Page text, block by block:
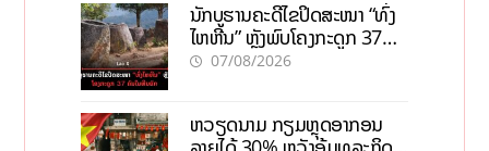
ນັກບູຮານຄະດີໄຂປິດສະໜາ “ທົ່ງ
ໄຫຫີນ” ຫຼັງພົບໂຄງກະດູກ 37
ຄົນໃນຫີນຍັກ
07/08/2026
ຫວຽດນາມ ກຽມຫຼຸດອາກອນ